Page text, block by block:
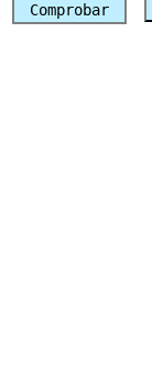
Comprobar